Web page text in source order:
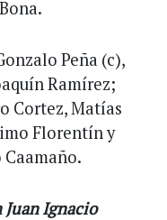
Peña (c),
Ramírez;
Cortez, Matías
Florentín y
Ignacio